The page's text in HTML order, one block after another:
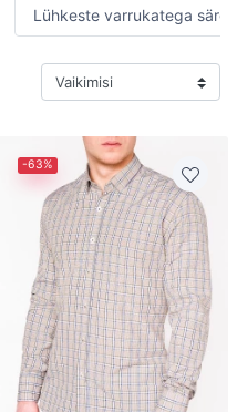
Lühkeste varrukatega
-63%